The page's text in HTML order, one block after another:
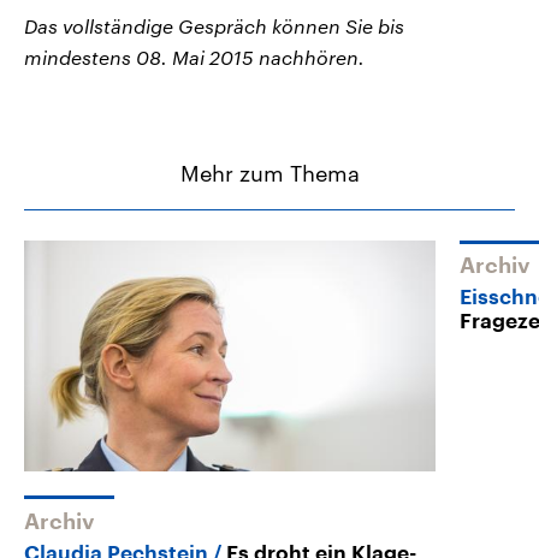
Das vollständige Gespräch können Sie bis
mindestens 08. Mai 2015 nachhören.
Mehr zum Thema
Archiv
Claudia Pechstein
Es droht ein Klage-
Archiv